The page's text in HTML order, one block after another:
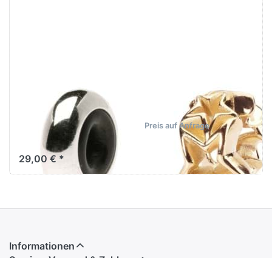
Trollbeads
Silber Spacer
(Stopper)
TAGBE-00073
29,00 € *
Wunschstern
TAUBE-00059
Preis auf Anfrage
Informationen